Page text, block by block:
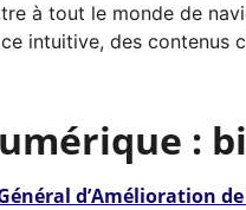
à tout le monde de
intuitive, des
:
d’Amélioration